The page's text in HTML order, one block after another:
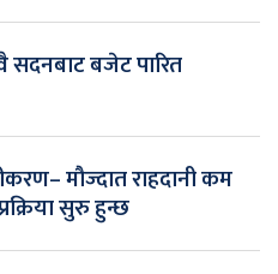
बजेट पारित
मौज्दात राहदानी कम
सुरु हुन्छ